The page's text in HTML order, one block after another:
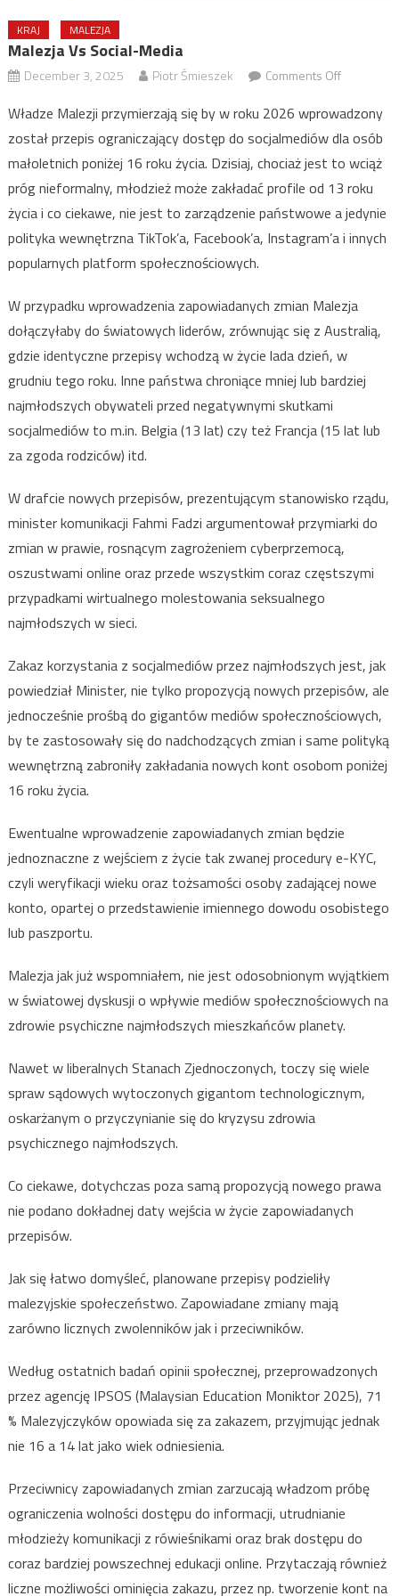
KRAJ MALEZJA
Malezja Vs Social-Media
December 3, 2025 Piotr Śmieszek Comments Offon
vs
Social-
Media
Władze Malezji przymierzają się by w roku 2026 wprowadzony
został przepis ograniczający dostęp do socjalmediów dla osób
małoletnich poniżej 16 roku życia. Dzisiaj, chociaż jest to wciąż
próg nieformalny, młodzież może zakładać profile od 13 roku
życia i co ciekawe, nie jest to zarządzenie państwowe a jedynie
polityka wewnętrzna TikTok’a, Facebook’a, Instagram’a i innych
popularnych platform społecznościowych.
W przypadku wprowadzenia zapowiadanych zmian Malezja
dołączyłaby do światowych liderów, zrównując się z Australią,
gdzie identyczne przepisy wchodzą w życie lada dzień, w
grudniu tego roku. Inne państwa chroniące mniej lub bardziej
najmłodszych obywateli przed negatywnymi skutkami
socjalmediów to m.in. Belgia (13 lat) czy też Francja (15 lat lub
za zgoda rodziców) itd.
W drafcie nowych przepisów, prezentującym stanowisko rządu,
minister komunikacji Fahmi Fadzi argumentował przymiarki do
zmian w prawie, rosnącym zagrożeniem cyberprzemocą,
oszustwami online oraz przede wszystkim coraz częstszymi
przypadkami wirtualnego molestowania seksualnego
najmłodszych w sieci.
Zakaz korzystania z socjalmediów przez najmłodszych jest, jak
powiedział Minister, nie tylko propozycją nowych przepisów, ale
jednocześnie prośbą do gigantów mediów społecznościowych,
by te zastosowały się do nadchodzących zmian i same polityką
wewnętrzną zabroniły zakładania nowych kont osobom poniżej
16 roku życia.
Ewentualne wprowadzenie zapowiadanych zmian będzie
jednoznaczne z wejściem z życie tak zwanej procedury e-KYC,
czyli weryfikacji wieku oraz tożsamości osoby zadającej nowe
konto, opartej o przedstawienie imiennego dowodu osobistego
lub paszportu.
Malezja jak już wspomniałem, nie jest odosobnionym wyjątkiem
w światowej dyskusji o wpływie mediów społecznościowych na
zdrowie psychiczne najmłodszych mieszkańców planety.
Nawet w liberalnych Stanach Zjednoczonych, toczy się wiele
spraw sądowych wytoczonych gigantom technologicznym,
oskarżanym o przyczynianie się do kryzysu zdrowia
psychicznego najmłodszych.
Co ciekawe, dotychczas poza samą propozycją nowego prawa
nie podano dokładnej daty wejścia w życie zapowiadanych
przepisów.
Jak się łatwo domyśleć, planowane przepisy podzieliły
malezyjskie społeczeństwo. Zapowiadane zmiany mają
zarówno licznych zwolenników jak i przeciwników.
Według ostatnich badań opinii społecznej, przeprowadzonych
przez agencję IPSOS (Malaysian Education Moniktor 2025), 71
% Malezyjczyków opowiada się za zakazem, przyjmując jednak
nie 16 a 14 lat jako wiek odniesienia.
Przeciwnicy zapowiadanych zmian zarzucają władzom próbę
ograniczenia wolności dostępu do informacji, utrudnianie
młodzieży komunikacji z rówieśnikami oraz brak dostępu do
coraz bardziej powszechnej edukacji online. Przytaczają również
liczne możliwości ominięcia zakazu, przez np. tworzenie kont na